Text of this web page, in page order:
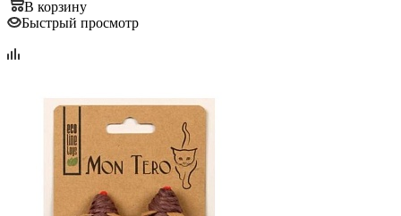
В корзину
Быстрый просмотр